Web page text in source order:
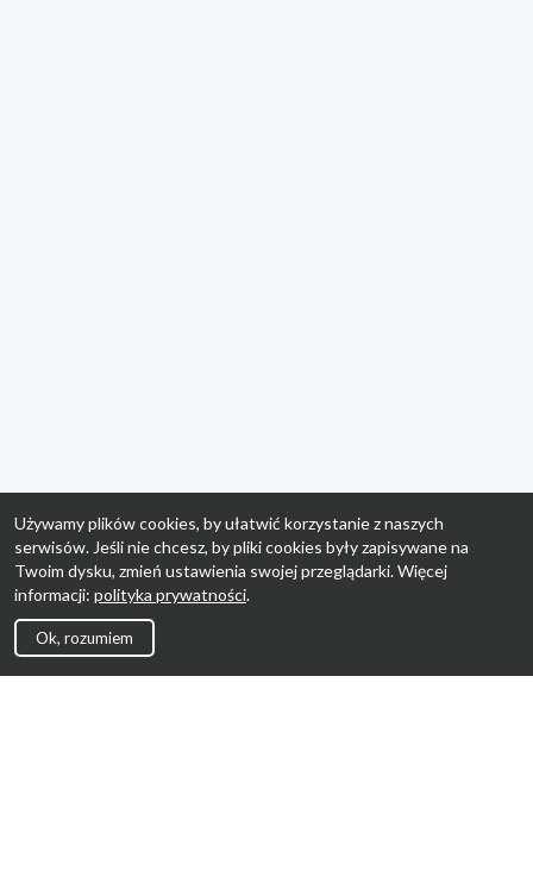
Używamy plików cookies, by ułatwić korzystanie z naszych
serwisów. Jeśli nie chcesz, by pliki cookies były zapisywane na
Twoim dysku, zmień ustawienia swojej przeglądarki. Więcej
informacji: polityka prywatności.
Ok, rozumiem